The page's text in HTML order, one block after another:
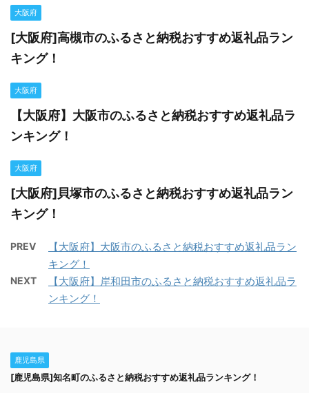
大阪府
[大阪府]高槻市のふるさと納税おすすめ返礼品ラン
キング！
大阪府
【大阪府】大阪市のふるさと納税おすすめ返礼品ラ
ンキング！
大阪府
[大阪府]貝塚市のふるさと納税おすすめ返礼品ラン
キング！
PREV
【大阪府】大阪市のふるさと納税おすすめ返礼品ラン
キング！
NEXT
【大阪府】岸和田市のふるさと納税おすすめ返礼品ラ
ンキング！
鹿児島県
[鹿児島県]知名町のふるさと納税おすすめ返礼品ランキング！